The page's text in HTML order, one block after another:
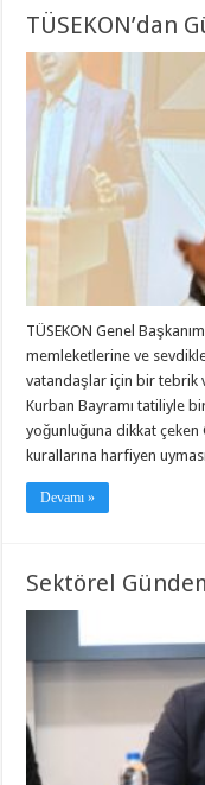
TÜSEKON’dan
TÜSEKON Genel
memleketlerine ve
vatandaşlar için bir tebrik
Kurban Bayramı tatiliyle
yoğunluğuna dikkat
kurallarına harfiyen
Devamı »
Sektörel